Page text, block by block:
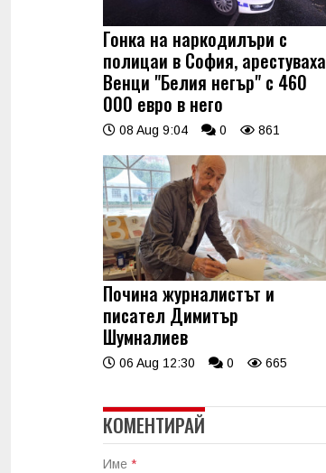
Гонка на наркодилъри с
полицаи в София, арестуваха
Венци "Белия негър" с 460
000 евро в него
08 Aug 9:04 0 861
Почина журналистът и
писател Димитър
Шумналиев
06 Aug 12:30 0 665
КОМЕНТИРАЙ
Име *